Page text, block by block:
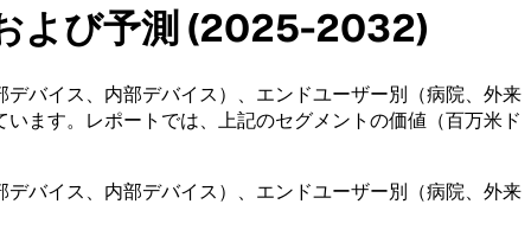
よび予測 (2025-2032)
バイス、内部デバイス）、エンドユーザー別（病院、外来
ます。レポートでは、上記のセグメントの価値（百万米ド
バイス、内部デバイス）、エンドユーザー別（病院、外来